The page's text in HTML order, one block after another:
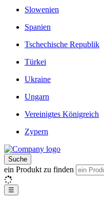
Slowenien
Spanien
Tschechische Republik
Türkei
Ukraine
Ungarn
Vereinigtes Königreich
Zypern
Suche
ein Produkt zu finden
☰